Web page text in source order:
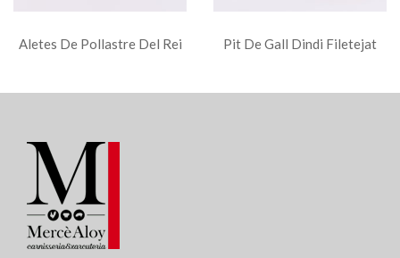
Aletes De Pollastre Del Rei
Pit De Gall Dindi Filetejat